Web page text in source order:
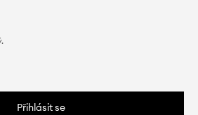
Přihlásit se